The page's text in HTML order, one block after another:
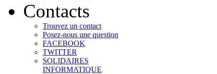
Contacts
Trouvez un contact
Posez-nous une question
FACEBOOK
TWITTER
SOLIDAIRES
INFORMATIQUE